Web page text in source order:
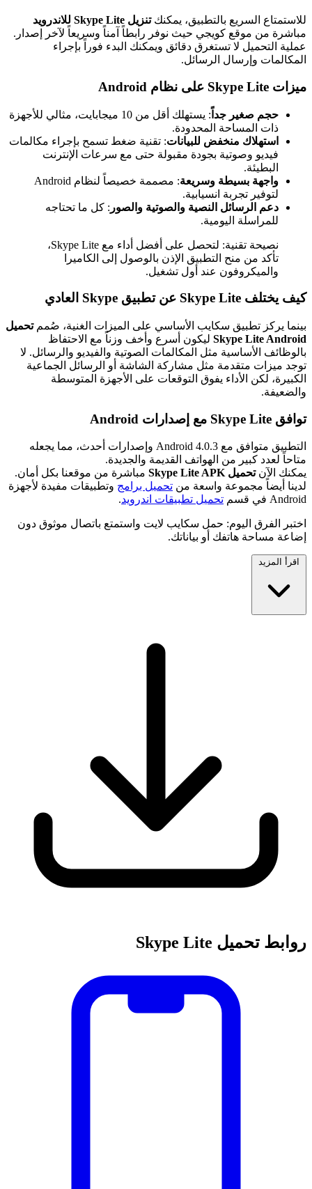
للاستمتاع السريع بالتطبيق، يمكنكتنزيل Skype Lite للاندرويد
مباشرة من موقع كويجي حيث نوفر رابطاً آمناً وسريعاً لآخر إصدار.
عملية التحميل لا تستغرق دقائق ويمكنك البدء فوراً بإجراء
المكالمات وإرسال الرسائل.
ميزات Skype Lite على نظام Android
حجم صغير جداً
: يستهلك أقل من 10 ميجابايت، مثالي للأجهزة
ذات المساحة المحدودة.
استهلاك منخفض للبيانات: تقنية ضغط تسمح بإجراء مكالمات
فيديو وصوتية بجودة مقبولة حتى مع سرعات الإنترنت
البطيئة.
واجهة بسيطة وسريعة
: مصممة خصيصاً لنظام Android
لتوفير تجربة انسيابية.
دعم الرسائل النصية والصوتية والصور : كل ما تحتاجه
للمراسلة اليومية.
نصيحة تقنية: لتحصل على أفضل أداء مع Skype Lite،
تأكد من منح التطبيق الإذن بالوصول إلى الكاميرا
والميكروفون عند أول تشغيل.
كيف يختلف Skype Lite عن تطبيق Skype العادي
بينما يركز تطبيق سكايب الأساسي على الميزات الغنية، صُممتحميل
Skype Lite Android ليكون أسرع وأخف وزناً مع الاحتفاظ
بالوظائف الأساسية مثل المكالمات الصوتية والفيديو والرسائل. لا
توجد ميزات متقدمة مثل مشاركة الشاشة أو الرسائل الجماعية
الكبيرة، لكن الأداء يفوق التوقعات على الأجهزة المتوسطة
والضعيفة.
توافق Skype Lite مع إصدارات Android
التطبيق متوافق مع Android 4.0.3 وإصدارات أحدث، مما يجعله
متاحاً لعدد كبير من الهواتف القديمة والجديدة.
يمكنك الآنتحميل Skype Lite APK
مباشرة من موقعنا بكل أمان.
لدينا أيضاً مجموعة واسعة من تحميل برامج وتطبيقات مفيدة لأجهزة
Android في قسم
تحميل تطبيقات اندرويد.
اختبر الفرق اليوم: حمل سكايب لايت واستمتع باتصال موثوق دون
إضاعة مساحة هاتفك أو بياناتك.
اقرأ المزيد
روابط تحميل Skype Lite